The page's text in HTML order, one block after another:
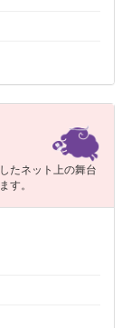
たネット上の舞台
す。